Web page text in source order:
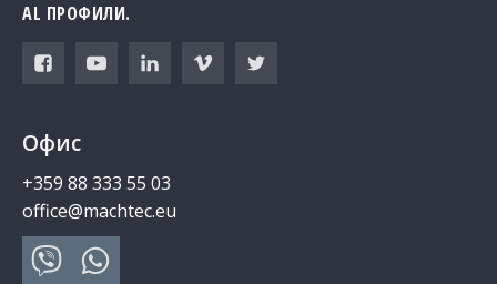
AL ПРОФИЛИ.
Офис
+359 88 333 55 03
office@machtec.eu